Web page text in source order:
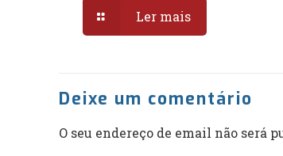
Ler mais
Deixe um comentário
O seu endereço de email não será